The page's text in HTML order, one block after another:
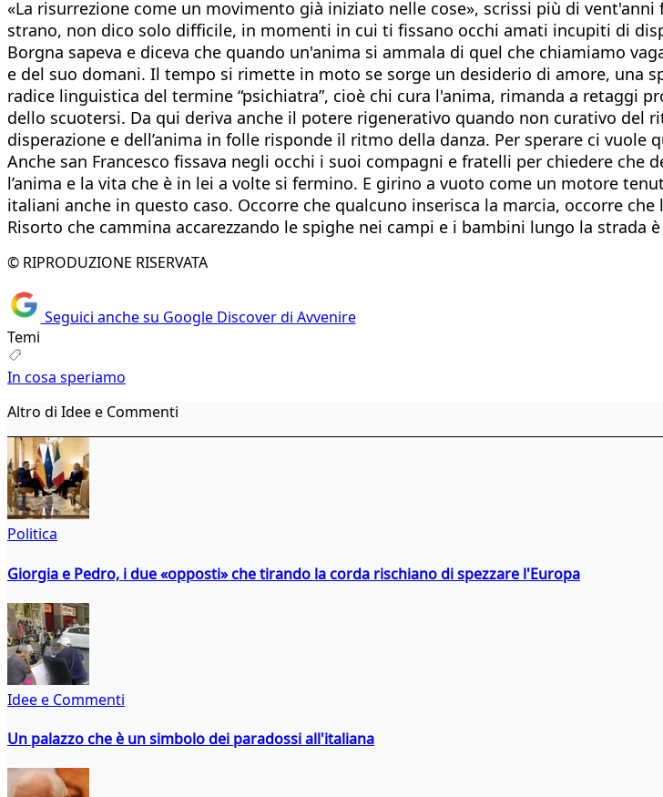
«La risurrezione come un movimento già iniziato nelle cose», scrissi più di
strano, non dico solo difficile, in momenti in cui ti fissano occhi amati incupiti di
Borgna sapeva e diceva che quando un'anima si ammala di quel che chiamiamo
e del suo domani. Il tempo si rimette in moto se sorge un desiderio di amore, una
radice linguistica del termine “psichiatra”, cioè chi cura l'anima, rimanda a retaggi
dello scuotersi. Da qui deriva anche il potere rigenerativo quando non curativo del
disperazione e dell’anima in folle risponde il ritmo della danza. Per sperare ci
Anche san Francesco fissava negli occhi i suoi compagni e fratelli per chiedere che
l’anima e la vita che è in lei a volte si fermino. E girino a vuoto come un motore
italiani anche in questo caso. Occorre che qualcuno inserisca la marcia, occorre
Risorto che cammina accarezzando le spighe nei campi e i bambini lungo la strada
© RIPRODUZIONE RISERVATA
Seguici anche su Google Discover di Avvenire
Temi
In cosa speriamo
Altro di Idee e Commenti
Politica
Giorgia e Pedro, i due «opposti» che tirando la corda rischiano di spezzare l'Europa
Idee e Commenti
Un palazzo che è un simbolo dei paradossi all'italiana